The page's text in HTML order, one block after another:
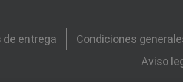
de entrega Condiciones
Aviso